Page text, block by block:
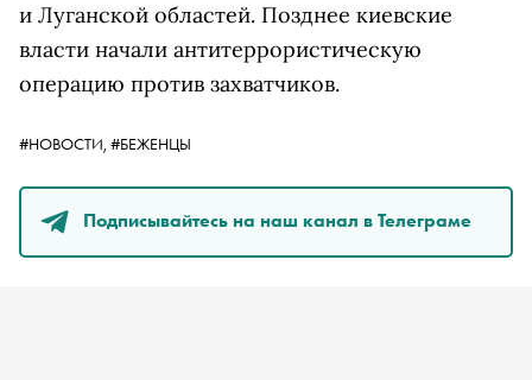
и Луганской областей. Позднее киевские
власти начали антитеррористическую
операцию против захватчиков.
#НОВОСТИ, #БЕЖЕНЦЫ
Подписывайтесь на наш канал в Телеграме